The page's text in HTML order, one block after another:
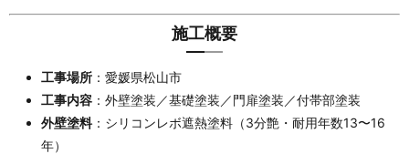
施工概要
工事場所 ：愛媛県松山市
工事内容 ：外壁塗装／基礎塗装／門扉塗装／付帯部塗装
外壁塗料：シリコンレボ遮熱塗料（3分艶・耐用年数13〜16
年）